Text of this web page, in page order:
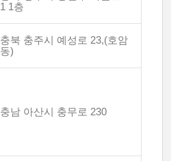
1 1층
충북 충주시 예성로 23,(호암
동)
충남 아산시 충무로 230